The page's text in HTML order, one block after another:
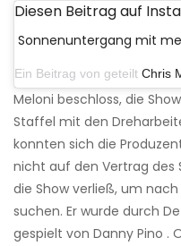
Diesen Beitrag auf
Sonnenuntergang mit
Ein Beitrag von geteilt Chris
Meloni beschloss, die
Staffel mit den
konnten sich die
nicht auf den Vertrag des
die Show verließ, um
suchen. Er wurde durch
gespielt von Danny Pino .